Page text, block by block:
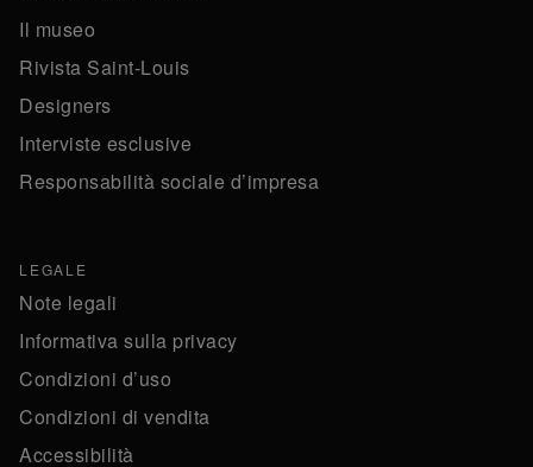
Il museo
Rivista Saint-Louis
Designers
Interviste esclusive
Responsabilità sociale d’impresa
LEGALE
Note legali
Informativa sulla privacy
Condizioni d’uso
Condizioni di vendita
Accessibilità